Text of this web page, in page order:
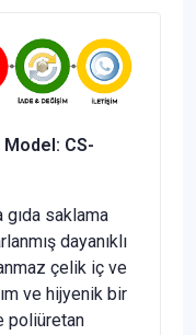
Model: CS-
gıda saklama
dayanıklı
çelik iç ve
ve hijyenik bir
poliüretan